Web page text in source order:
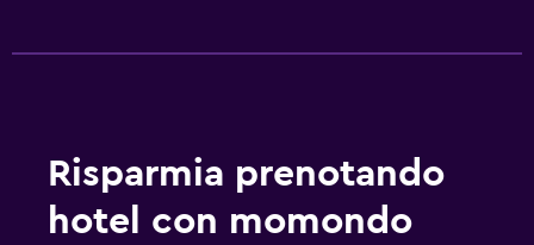
Risparmia prenotando
hotel con momondo